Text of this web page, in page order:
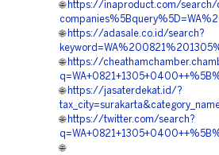
🌐 https://inaproduct.com/search/
🌐 https://adasale.co.id/search?
🌐 https://
🌐 https://jasaterdekat.id/?
🌐 https://twitter.com/search?
🌐